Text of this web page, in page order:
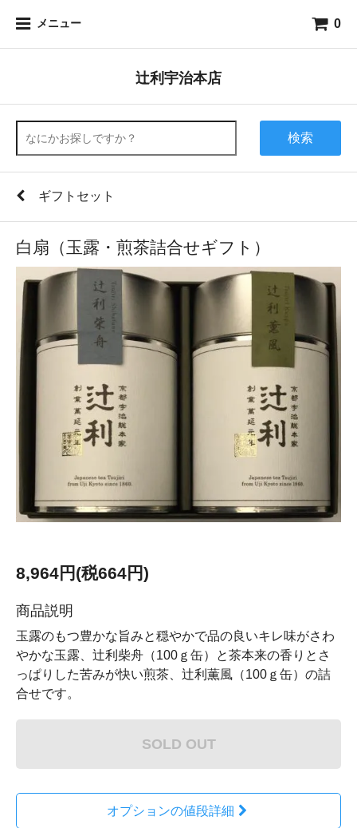
メニュー 0
辻利宇治本店
検索
ギフトセット
白扇（玉露・煎茶詰合せギフト）
8,964円(税664円)
商品説明
玉露のもつ豊かな旨みと穏やかで品の良いキレ味がさわ
やかな玉露、辻利柴舟（100ｇ缶）と茶本来の香りとさ
っぱりした苦みが快い煎茶、辻利薫風（100ｇ缶）の詰
合せです。
SOLD OUT
オプションの値段詳細